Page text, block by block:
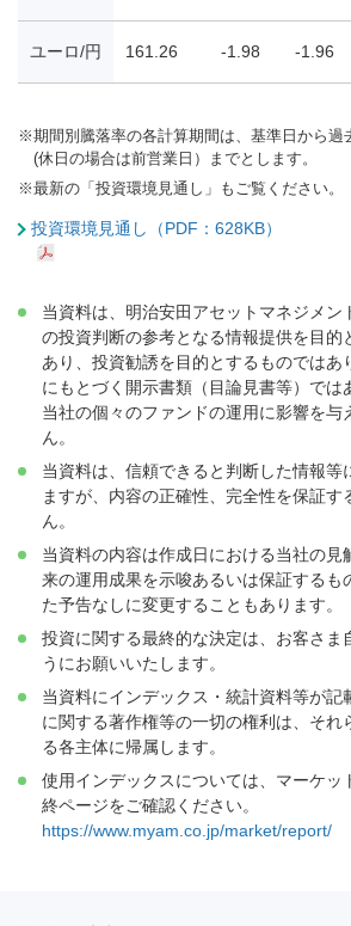
ユーロ/円 161.26 -1.98 -1.96
※期間別騰落率の各計算期間は、基準日から過
(休日の場合は前営業日）までとします。
※最新の「投資環境見通し」もご覧ください。
投資環境見通し（PDF：628KB）
当資料は、明治安田アセットマネジメン
の投資判断の参考となる情報提供を目的
あり、投資勧誘を目的とするものではあ
にもとづく開示書類（目論見書等）では
当社の個々のファンドの運用に影響を与
ん。
当資料は、信頼できると判断した情報等
ますが、内容の正確性、完全性を保証す
ん。
当資料の内容は作成日における当社の見
来の運用成果を示唆あるいは保証するも
た予告なしに変更することもあります。
投資に関する最終的な決定は、お客さま
うにお願いいたします。
当資料にインデックス・統計資料等が記
に関する著作権等の一切の権利は、それ
る各主体に帰属します。
使用インデックスについては、マーケッ
終ページをご確認ください。
https://www.myam.co.jp/market/report/